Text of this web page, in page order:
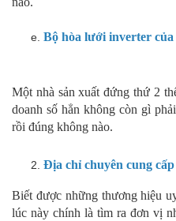
Bộ hòa lưới inverter
Một nhà sản xuất đứng thứ 2
doanh số hẳn không còn gì
rồi đúng không nào.
Địa chỉ chuyên cung
Biết được những thương hiệu
lúc này chính là tìm ra đơn vị